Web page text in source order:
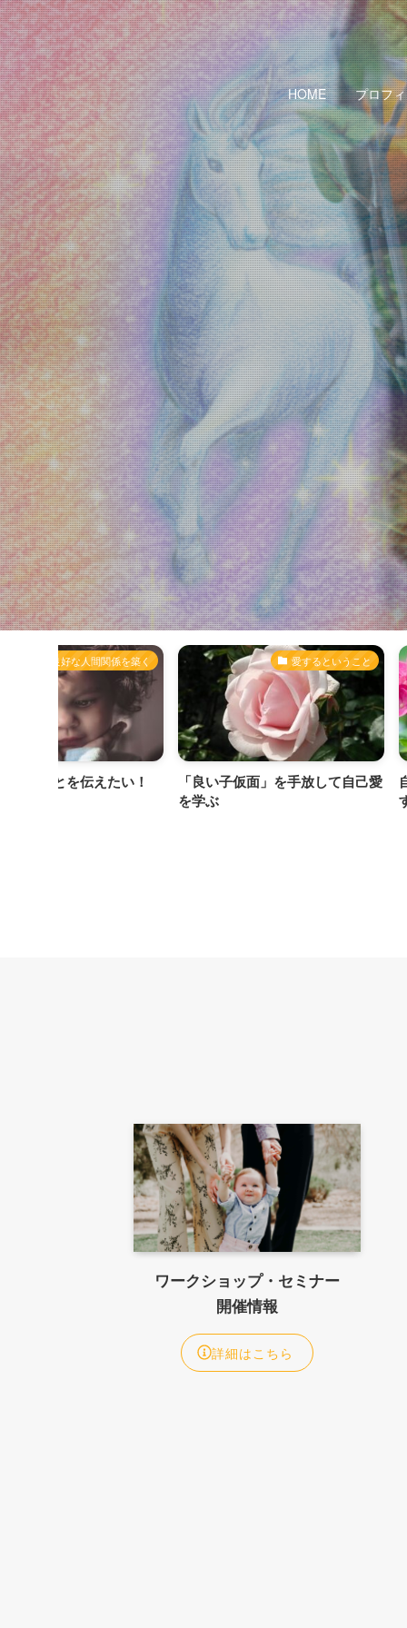
HOME プロフ
愛するということ
「良い子仮面」を手放して自己愛
良
自己愛を深めると
ワークショップ・セミナー
開催情報
詳細はこちら